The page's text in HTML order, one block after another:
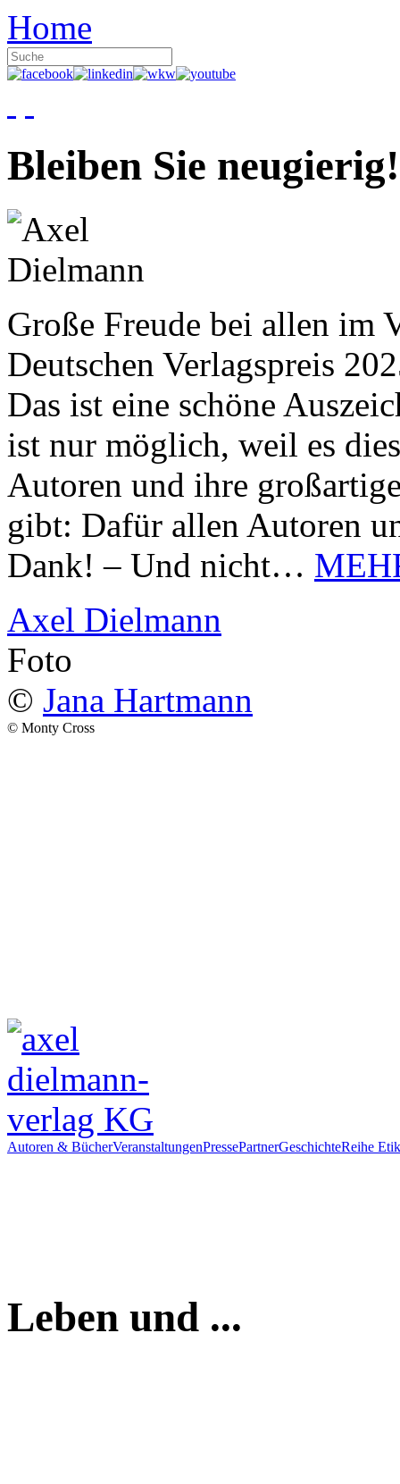
Home
Bleiben Sie neugierig!
Große Freude bei allen im
Deutschen Verlagspreis
Das ist eine schöne
ist nur möglich, weil es
Autoren und ihre
gibt: Dafür allen Autoren
Dank! – Und nicht…
Axel Dielmann
Foto
© Jana Hartmann
© Monty Cross
Autoren & BücherVeranstaltungenPressePartnerGeschichteReihe
Leben und ...